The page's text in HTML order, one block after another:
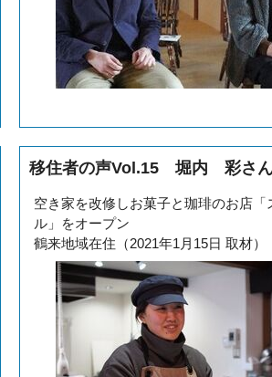
移住者の声Vol.15 堀内 彩さ
空き家を改修しお菓子と珈琲のお店「
ル」をオープン
鶴来地域在住（2021年1月15日 取材）